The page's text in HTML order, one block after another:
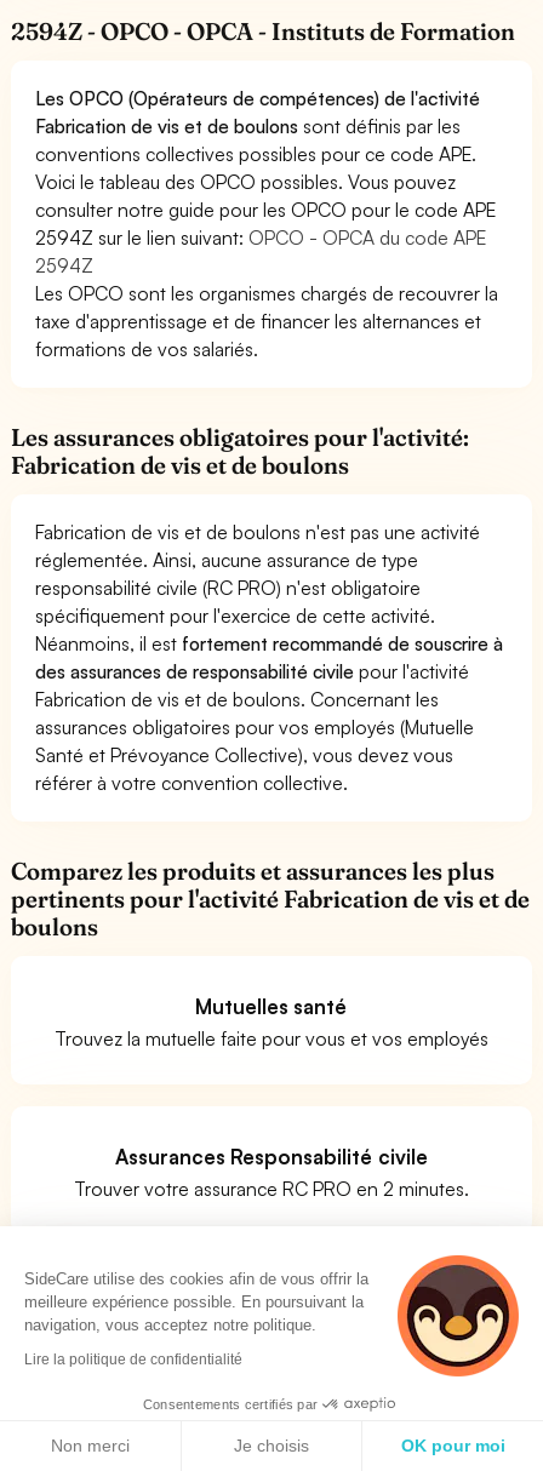
2594Z - OPCO - OPCA - Instituts de Formation
Les OPCO (Opérateurs de compétences) de l'activité
Fabrication de vis et de boulons sont définis par les
conventions collectives possibles pour ce code APE.
Voici le tableau des OPCO possibles. Vous pouvez
consulter notre guide pour les OPCO pour le code APE
2594Z sur le lien suivant: OPCO - OPCA du code APE
2594Z
Les OPCO sont les organismes chargés de recouvrer la
taxe d'apprentissage et de financer les alternances et
formations de vos salariés.
Les assurances obligatoires pour l'activité:
Fabrication de vis et de boulons
Fabrication de vis et de boulons n'est pas une activité
réglementée. Ainsi, aucune assurance de type
responsabilité civile (RC PRO) n'est obligatoire
spécifiquement pour l'exercice de cette activité.
Néanmoins, il est fortement recommandé de souscrire à
des assurances de responsabilité civile pour l'activité
Fabrication de vis et de boulons. Concernant les
assurances obligatoires pour vos employés (Mutuelle
Santé et Prévoyance Collective), vous devez vous
référer à votre convention collective.
Comparez les produits et assurances les plus
pertinents pour l'activité Fabrication de vis et de
boulons
Mutuelles santé
Trouvez la mutuelle faite pour vous et vos employés
Assurances Responsabilité civile
Trouver votre assurance RC PRO en 2 minutes.
Assurances prévoyance
Comparer facilement les assurances prévoyance
Quels métiers pour le code APE 2594Z ?
SideCare utilise des cookies afin de vous offrir la
meilleure expérience possible. En poursuivant la
navigation, vous acceptez notre politique.
Lire la politique de confidentialité
Consentements certifiés par
Non merci Je choisis OK pour moi